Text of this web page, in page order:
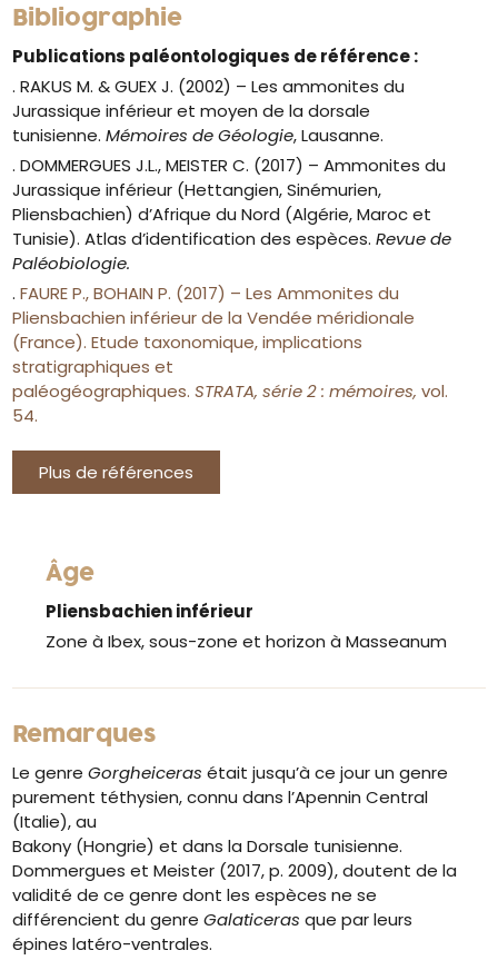
Bibliographie
Publications paléontologiques de référence :
. RAKUS M. & GUEX J. (2002) –Les ammonites du
Jurassique inférieur et moyen de la dorsale
tunisienne.Mémoires de Géologie, Lausanne.
. DOMMERGUES J.L., MEISTER C. (2017) –Ammonites du
Jurassique inférieur (Hettangien, Sinémurien,
Pliensbachien) d’Afrique du Nord (Algérie, Maroc et
Tunisie). Atlas d’identification des espèces.Revue de
Paléobiologie.
.FAURE P., BOHAIN P. (2017) – Les Ammonites du
Pliensbachien inférieur de la Vendée méridionale
(France). Etude taxonomique, implications
stratigraphiques et
paléogéographiques.STRATA, série 2 : mémoires, vol.
54.
Plus de références
Âge
Pliensbachien inférieur
Zone à Ibex, sous-zone et horizon à Masseanum
Remarques
Le genreGorgheiceras était jusqu’à ce jour un genre
purement téthysien, connu dans l’Apennin Central
(Italie), au
Bakony (Hongrie) et dans la Dorsale tunisienne.
Dommergues et Meister (2017, p. 2009), doutent de la
validité de ce genre dont les espèces ne se
différencient du genreGalaticeras que par leurs
épines latéro-ventrales.